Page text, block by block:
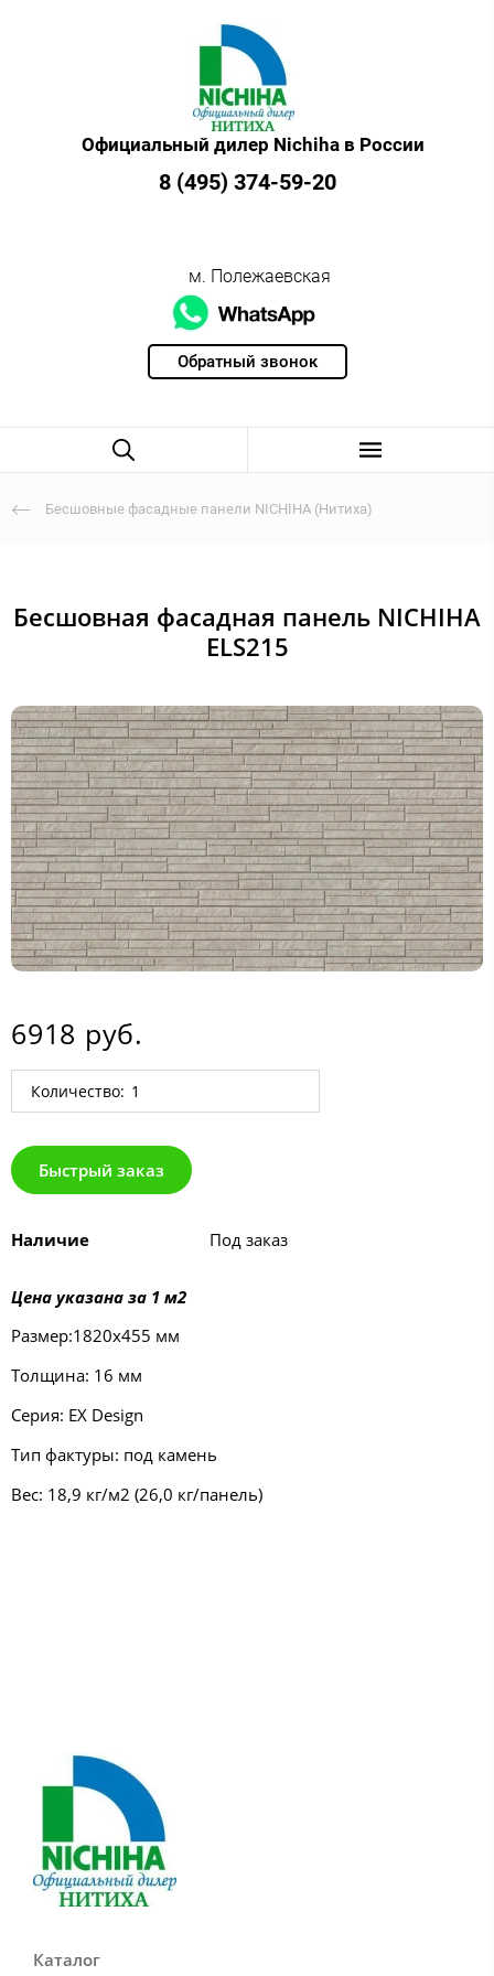
Обратный звонок
Официальный дилер Nichiha в России
8 (495) 374-59-20
м. Полежаевская
Бесшовные фасадные панели NICHIHA (Нитиха)
Бесшовная фасадная панель NICHIHA
ELS215
6918 руб.
Количество:
Быстрый заказ
Наличие Под заказ
Цена указана за 1 м2
Размер:1820х455 мм
Толщина: 16 мм
Серия: EX Design
Тип фактуры: под камень
Вес: 18,9 кг/м2 (26,0 кг/панель)
Каталог